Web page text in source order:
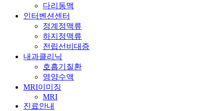
다리동맥
인터벤션센터
정계정맥류
하지정맥류
전립선비대증
내과클리닉
호흡기질환
영양수액
MRI이미징
MRI
진료안내